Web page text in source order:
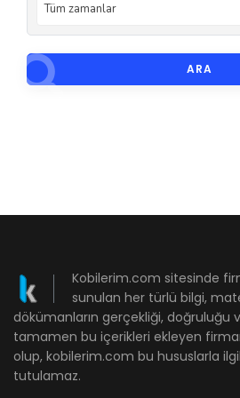
Tüm zamanlar
ARA
Kobilerim.com sitesinde
sunulan her türlü bilgi,
dökümanların gerçekliği, doğruluğu
tamamen bu içerikleri ekleyen
olup, kobilerim.com bu hususlarla
tutulamaz.